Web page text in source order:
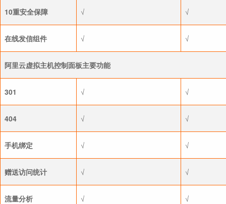
10重安全保障 √ √
在线发信组件 √ √
阿里云虚拟主机控制面板主要功能
301 √ √
404 √ √
手机绑定 √ √
赠送访问统计 √ √
流量分析 √ √